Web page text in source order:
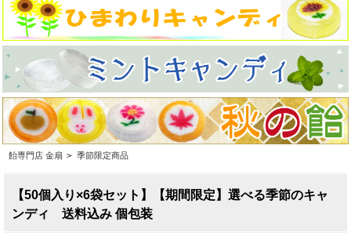
飴専門店 金扇 > 季節限定商品
【50個入り×6袋セット】【期間限定】選べる季節のキャ
ンディ 送料込み 個包装